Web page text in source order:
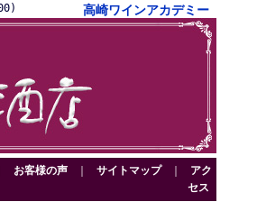
高崎ワインアカデミー
お客様の声 サイトマップ
アク
セス